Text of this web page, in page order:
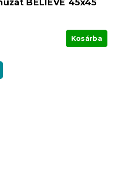
BELIEVE 45x45
Kosárba